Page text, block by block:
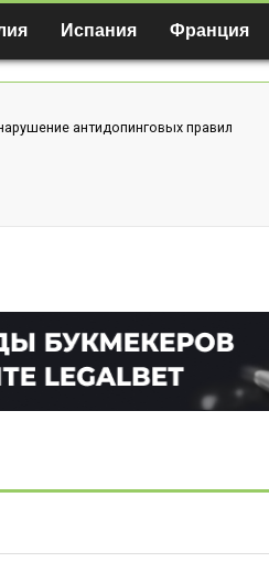
Испания Франция
антидопинговых правил